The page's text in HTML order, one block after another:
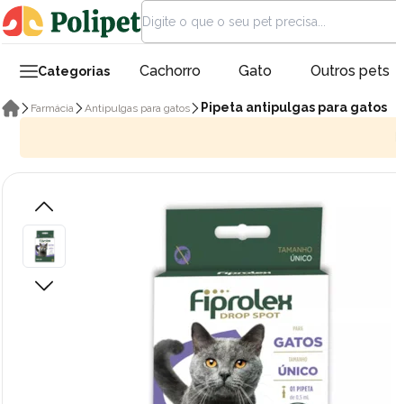
Categorias Cachorro Gato Outros pets
Farmácia Antipulgas para gatos Pipeta antipulgas para gatos